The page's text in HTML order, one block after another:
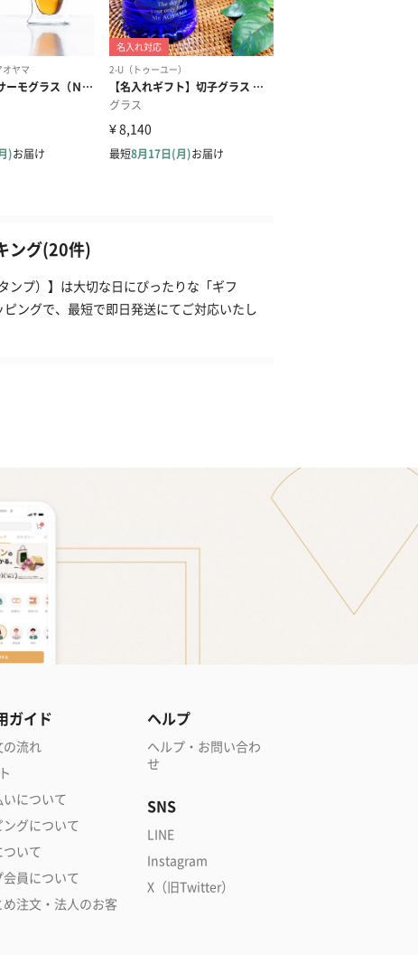
ング(20件)
ンプ）】は大切な日にぴったりな「ギフ
ングで、最短で即日発送にてご対応いたし
ガイド
の流れ
いについて
ングについて
いて
会員について
め注文・法人のお客
ヘルプ
ヘルプ・お問い合わ
せ
SNS
LINE
Instagram
X（旧Twitter）